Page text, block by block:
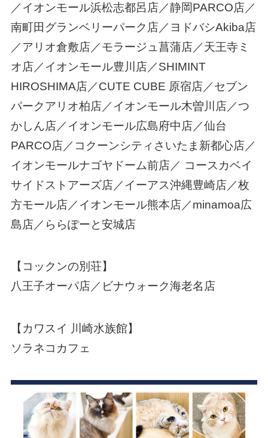
／イオンモール浜松志都呂店／静岡PARCO店／
南町田グランベリーパーク店／ヨドバシAkiba店
／アリオ倉敷店／モラージュ菖蒲店／天王寺ミ
オ店／イオンモール豊川店／SHIMINT
HIROSHIMA店／CUTE CUBE 原宿店／セブン
パークアリオ柏店／イオンモール木曽川店／つ
かしん店／イオンモール広島府中店／仙台
PARCO店／コクーンシティさいたま新都心店／
イオンモールナゴヤドーム前店／ コースカベイ
サイドストアーズ店／イーアス沖縄豊崎店／枚
方モール店／イオンモール熊本店／minamoa広
島店／ららぽーと安城店
【コックンの別荘】
八王子オーパ店／ビナウォーク海老名店
【カワスイ 川崎水族館】
ソラネコカフェ